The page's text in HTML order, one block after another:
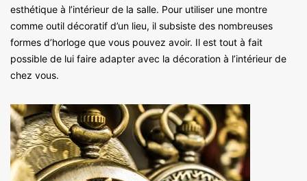
esthétique à l’intérieur de la salle. Pour utiliser une montre
comme outil décoratif d’un lieu, il subsiste des nombreuses
formes d’horloge que vous pouvez avoir. Il est tout à fait
possible de lui faire adapter avec la décoration à l’intérieur de
chez vous.